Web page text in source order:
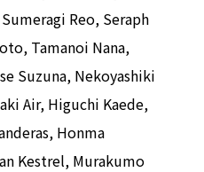
Reo, Seraph
Tamanoi Nana,
Suzuna, Nekoyashiki
Air, Higuchi Kaede,
Honma
Kestrel, Murakumo